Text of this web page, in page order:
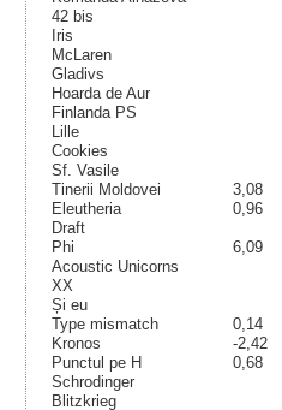
42 bis
Iris
McLaren
Gladivs
Hoarda de Aur
Finlanda PS
Lille
Cookies
Sf. Vasile
Tinerii Moldovei
3,08
Eleutheria
0,96
Draft
Phi
6,09
Acoustic Unicorns
XX
Și eu
Type mismatch
0,14
Kronos
-2,42
Punctul pe H
0,68
Schrodinger
Blitzkrieg